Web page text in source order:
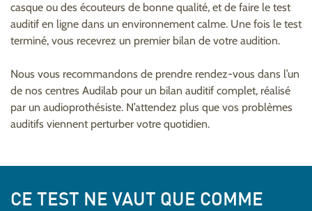
casque ou des écouteurs de bonne qualité, et de faire le test
auditif en ligne dans un environnement calme. Une fois le test
terminé, vous recevrez un premier bilan de votre audition.
Nous vous recommandons de prendre rendez-vous dans l’un
de nos centres Audilab pour un bilan auditif complet, réalisé
par un audioprothésiste. N’attendez plus que vos problèmes
auditifs viennent perturber votre quotidien.
CE TEST NE VAUT QUE COMME